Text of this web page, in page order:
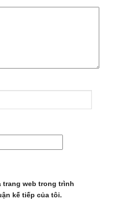
trang web trong trình
kế tiếp của tôi.